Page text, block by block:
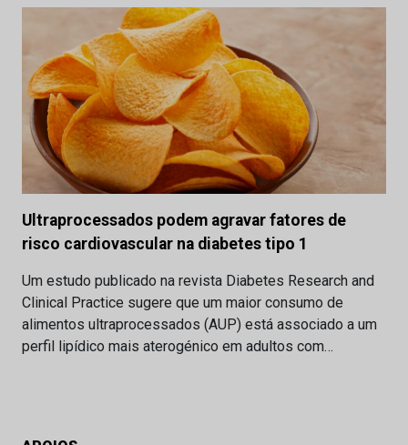
Ultraprocessados podem agravar fatores de
risco cardiovascular na diabetes tipo 1
Um estudo publicado na revista Diabetes Research and
Clinical Practice sugere que um maior consumo de
alimentos ultraprocessados (AUP) está associado a um
perfil lipídico mais aterogénico em adultos com…